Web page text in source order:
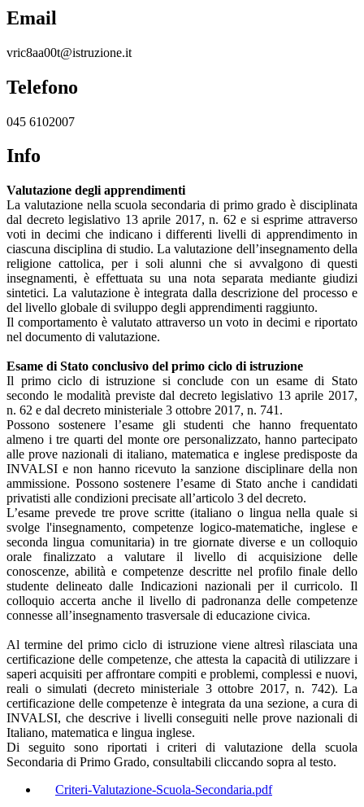
Email
vric8aa00t@istruzione.it
Telefono
045 6102007
Info
Valutazione degli apprendimenti
La valutazione nella scuola secondaria di primo grado è disciplinata
dal decreto legislativo 13 aprile 2017, n. 62 e si esprime attraverso
voti in decimi che indicano i differenti livelli di apprendimento in
ciascuna disciplina di studio. La valutazione dell’insegnamento della
religione cattolica, per i soli alunni che si avvalgono di questi
insegnamenti, è effettuata su una nota separata mediante giudizi
sintetici. La valutazione è integrata dalla descrizione del processo e
del livello globale di sviluppo degli apprendimenti raggiunto.
Il comportamento è valutato attraverso un voto in decimi e riportato
nel documento di valutazione.
Esame di Stato conclusivo del primo ciclo di istruzione
Il primo ciclo di istruzione si conclude con un esame di Stato
secondo le modalità previste dal decreto legislativo 13 aprile 2017,
n. 62 e dal decreto ministeriale 3 ottobre 2017, n. 741.
Possono sostenere l’esame gli studenti che hanno frequentato
almeno i tre quarti del monte ore personalizzato, hanno partecipato
alle prove nazionali di italiano, matematica e inglese predisposte da
INVALSI e non hanno ricevuto la sanzione disciplinare della non
ammissione. Possono sostenere l’esame di Stato anche i candidati
privatisti alle condizioni precisate all’articolo 3 del decreto.
L’esame prevede tre prove scritte (italiano o lingua nella quale si
svolge l'insegnamento, competenze logico-matematiche, inglese e
seconda lingua comunitaria) in tre giornate diverse e un colloquio
orale finalizzato a valutare il livello di acquisizione delle
conoscenze, abilità e competenze descritte nel profilo finale dello
studente delineato dalle Indicazioni nazionali per il curricolo. Il
colloquio accerta anche il livello di padronanza delle competenze
connesse all’insegnamento trasversale di educazione civica.
Al termine del primo ciclo di istruzione viene altresì rilasciata una
certificazione delle competenze, che attesta la capacità di utilizzare i
saperi acquisiti per affrontare compiti e problemi, complessi e nuovi,
reali o simulati (decreto ministeriale 3 ottobre 2017, n. 742). La
certificazione delle competenze è integrata da una sezione, a cura di
INVALSI, che descrive i livelli conseguiti nelle prove nazionali di
Italiano, matematica e lingua inglese.
Di seguito sono riportati i criteri di valutazione della scuola
Secondaria di Primo Grado, consultabili cliccando sopra al testo.
Criteri-Valutazione-Scuola-Secondaria.pdf